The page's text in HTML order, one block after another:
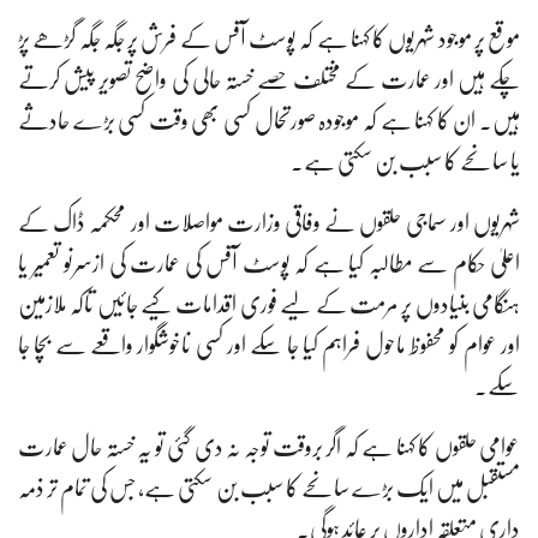
موقع پر موجود شہریوں کا کہنا ہے کہ پوسٹ آفس کے فرش پر جگہ جگہ گڑھے پڑ
چکے ہیں اور عمارت کے مختلف حصے خستہ حالی کی واضح تصویر پیش کرتے
ہیں۔ ان کا کہنا ہے کہ موجودہ صورتحال کسی بھی وقت کسی بڑے حادثے
یا سانحے کا سبب بن سکتی ہے۔
شہریوں اور سماجی حلقوں نے وفاقی وزارت مواصلات اور محکمہ ڈاک کے
اعلیٰ حکام سے مطالبہ کیا ہے کہ پوسٹ آفس کی عمارت کی ازسرنو تعمیر یا
ہنگامی بنیادوں پر مرمت کے لیے فوری اقدامات کیے جائیں تاکہ ملازمین
اور عوام کو محفوظ ماحول فراہم کیا جا سکے اور کسی ناخوشگوار واقعے سے بچا جا
سکے۔
عوامی حلقوں کا کہنا ہے کہ اگر بروقت توجہ نہ دی گئی تو یہ خستہ حال عمارت
مستقبل میں ایک بڑے سانحے کا سبب بن سکتی ہے، جس کی تمام تر ذمہ
داری متعلقہ اداروں پر عائد ہوگی۔